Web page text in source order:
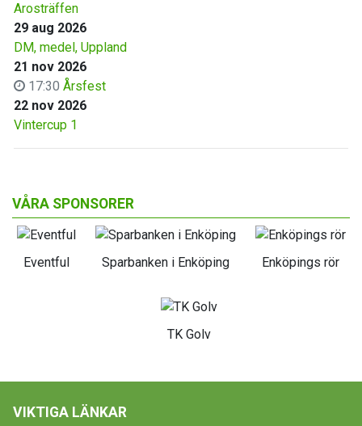
Arosträffen
29 aug 2026
DM, medel, Uppland
21 nov 2026
17:30 Årsfest
22 nov 2026
Vintercup 1
VÅRA SPONSORER
Eventful Sparbanken i Enköping Enköpings rör
TK Golv
VIKTIGA LÄNKAR